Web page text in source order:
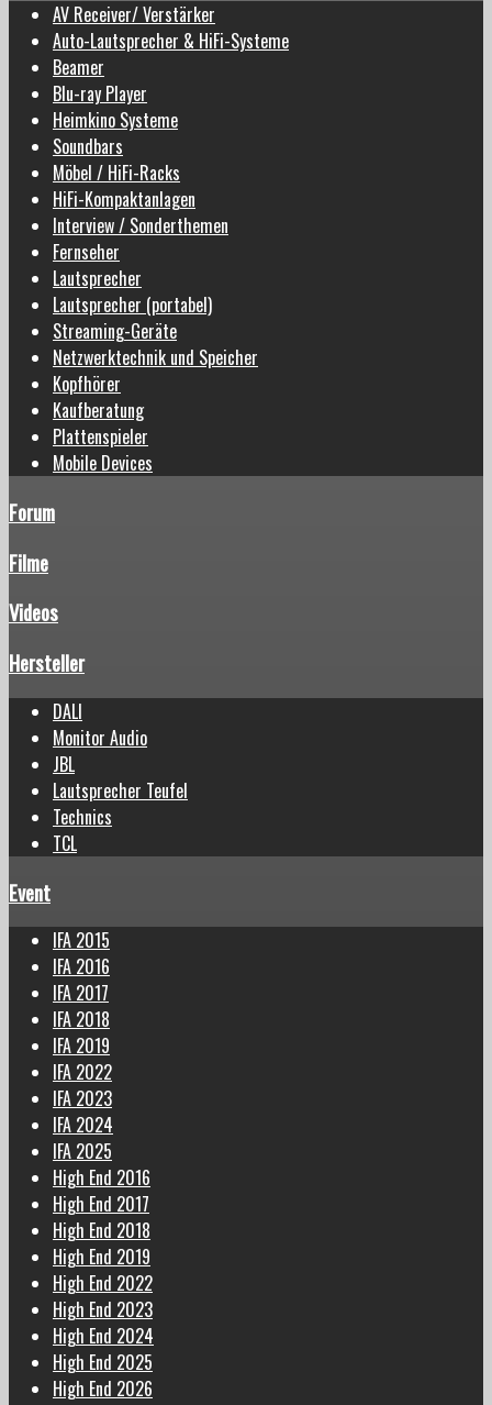
AV Receiver/ Verstärker
Auto-Lautsprecher & HiFi-Systeme
Beamer
Blu-ray Player
Heimkino Systeme
Soundbars
Möbel / HiFi-Racks
HiFi-Kompaktanlagen
Interview / Sonderthemen
Fernseher
Lautsprecher
Lautsprecher (portabel)
Streaming-Geräte
Netzwerktechnik und Speicher
Kopfhörer
Kaufberatung
Plattenspieler
Mobile Devices
Forum
Filme
Videos
Hersteller
DALI
Monitor Audio
JBL
Lautsprecher Teufel
Technics
TCL
Event
IFA 2015
IFA 2016
IFA 2017
IFA 2018
IFA 2019
IFA 2022
IFA 2023
IFA 2024
IFA 2025
High End 2016
High End 2017
High End 2018
High End 2019
High End 2022
High End 2023
High End 2024
High End 2025
High End 2026